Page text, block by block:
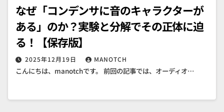
なぜ「コンデンサに音のキャラクターが
ある」のか？実験と分解でその正体に迫
る！【保存版】
2025年12月19日 MANOTCH
こんにちは、manotchです。 前回の記事では、オーディオ…